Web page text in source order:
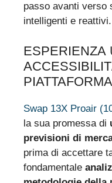
passo avanti verso
intelligenti e reattivi.
ESPERIENZA
PIATTAFORMA
Swap 13X Proair
la sua promessa di
previsioni di
prima di accettare
fondamentale